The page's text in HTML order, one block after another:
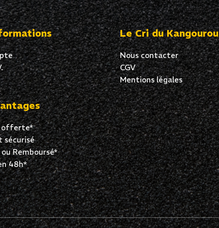
Options
offerte*
sécurisé
Remboursé*
48h*
Le Cri du Kangourou
Nous contacter
CGV
Mentions légales